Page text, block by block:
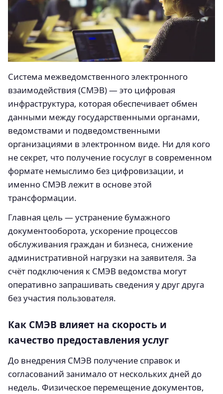
Система межведомственного электронного
взаимодействия (СМЭВ) — это цифровая
инфраструктура, которая обеспечивает обмен
данными между государственными органами,
ведомствами и подведомственными
организациями в электронном виде. Ни для кого
не секрет, что получение госуслуг в современном
формате немыслимо без цифровизации, и
именно СМЭВ лежит в основе этой
трансформации.
Главная цель — устранение бумажного
документооборота, ускорение процессов
обслуживания граждан и бизнеса, снижение
административной нагрузки на заявителя. За
счёт подключения к СМЭВ ведомства могут
оперативно запрашивать сведения у друг друга
без участия пользователя.
Как СМЭВ влияет на скорость и
качество предоставления услуг
До внедрения СМЭВ получение справок и
согласований занимало от нескольких дней до
недель. Физическое перемещение документов,